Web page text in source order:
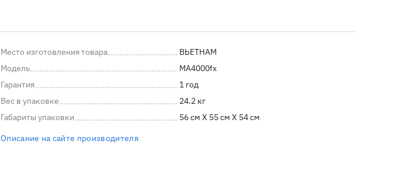
Место изготовления товара
ВЬЕТНАМ
Модель
MA4000fx
Гарантия
1 год
Вес в упаковке
24.2 кг
Габариты упаковки
56 см X 55 см X 54 см
Описание на сайте производителя